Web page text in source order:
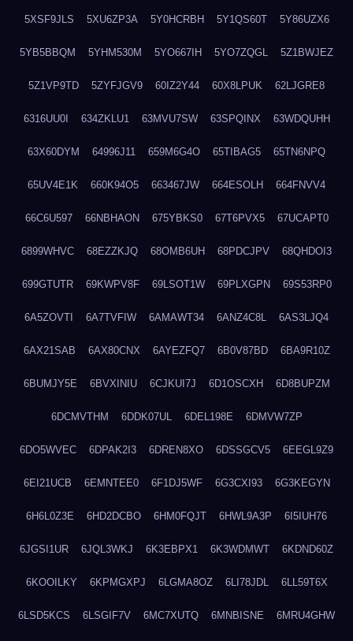
5XSF9JLS 5XU6ZP3A 5Y0HCRBH 5Y1QS60T 5Y86UZX6
5YB5BBQM 5YHM530M 5YO667IH 5YO7ZQGL 5Z1BWJEZ
5Z1VP9TD 5ZYFJGV9 60IZ2Y44 60X8LPUK 62LJGRE8
6316UU0I 634ZKLU1 63MVU7SW 63SPQINX 63WDQUHH
63X60DYM 64996J11 659M6G4O 65TIBAG5 65TN6NPQ
65UV4E1K 660K94O5 663467JW 664ESOLH 664FNVV4
66C6U597 66NBHAON 675YBKS0 67T6PVX5 67UCAPT0
6899WHVC 68EZZKJQ 68OMB6UH 68PDCJPV 68QHDOI3
699GTUTR 69KWPV8F 69LSOT1W 69PLXGPN 69S53RP0
6A5ZOVTI 6A7TVFIW 6AMAWT34 6ANZ4C8L 6AS3LJQ4
6AX21SAB 6AX80CNX 6AYEZFQ7 6B0V87BD 6BA9R10Z
6BUMJY5E 6BVXINIU 6CJKUI7J 6D1OSCXH 6D8BUPZM
6DCMVTHM 6DDK07UL 6DEL198E 6DMVW7ZP
6DO5WVEC 6DPAK2I3 6DREN8XO 6DSSGCV5 6EEGL9Z9
6EI21UCB 6EMNTEE0 6F1DJ5WF 6G3CXI93 6G3KEGYN
6H6L0Z3E 6HD2DCBO 6HM0FQJT 6HWL9A3P 6I5IUH76
6JGSI1UR 6JQL3WKJ 6K3EBPX1 6K3WDMWT 6KDND60Z
6KOOILKY 6KPMGXPJ 6LGMA8OZ 6LI78JDL 6LL59T6X
6LSD5KCS 6LSGIF7V 6MC7XUTQ 6MNBISNE 6MRU4GHW